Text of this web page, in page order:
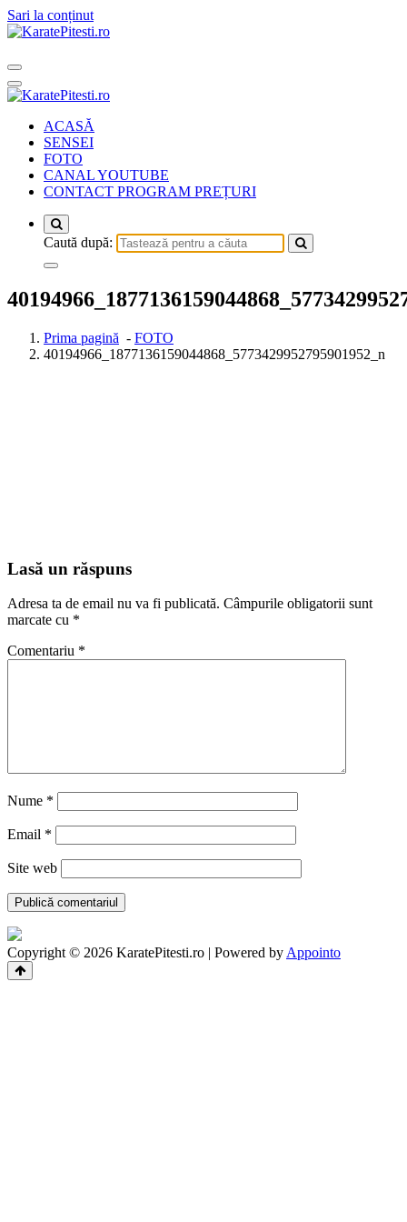
Sari la conținut
ACASĂ
SENSEI
FOTO
CANAL YOUTUBE
CONTACT PROGRAM PREȚURI
Caută după:
Prima pagină - FOTO
40194966_1877136159044868_5773429952795901952_n
Lasă un răspuns
Adresa ta de email nu va fi publicată. Câmpurile obligatorii sunt
marcate cu *
Comentariu *
Nume *
Email *
Site web
Copyright © 2026 KaratePitesti.ro | Powered by Appointo